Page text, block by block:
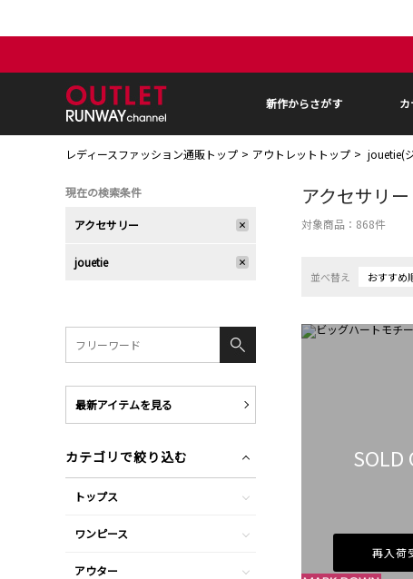
新作からさがす
レディースファッション通販トップ アウトレットトップ jouetie(
アクセサリー
対象商品： 868件
並べ替え おすすめ
SOLD
再入荷
現在の検索条件
アクセサリー
jouetie
最新アイテムを見る
カテゴリで絞り込む
トップス
ワンピース
アウター